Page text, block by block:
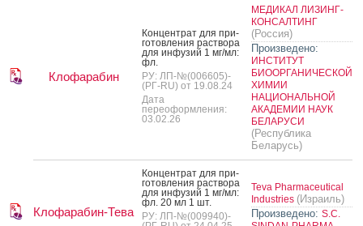
Клофарабин
Кон­цен­трат для при­
готов­ле­ния рас­тво­ра
для ин­фу­зий 1 мг/мл:
фл.
РУ: ЛП-№(006605)-
(РГ-RU) от 19.08.24
Дата
переоформления:
03.02.26
МЕДИКАЛ ЛИЗИНГ-
КОНСАЛТИНГ
(Россия)
Произведено:
ИНСТИТУТ
БИООРГАНИЧЕСКОЙ
ХИМИИ
НАЦИОНАЛЬНОЙ
АКАДЕМИИ НАУК
БЕЛАРУСИ
(Республика
Беларусь)
Клофарабин-Тева
Кон­цен­трат для при­
готов­ле­ния рас­тво­ра
для ин­фу­зий 1 мг/мл:
фл. 20 мл 1 шт.
РУ: ЛП-№(009940)-
Teva Pharmaceutical
Industries (Израиль)
Произведено: S.C.